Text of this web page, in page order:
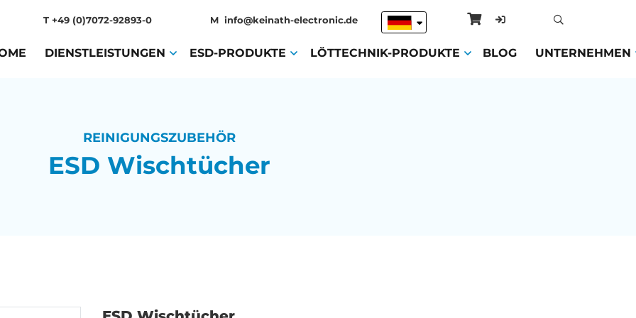
T +49 (0)7072-92893-0 M info@keinath-electronic.de
(CURRENT)
DIENSTLEISTUNGEN (CURRENT)
ESD-PRODUKTE (CURRENT)
LÖTTECHNIK-PRODUKTE (CURRENT)
BLOG(CURRENT)
UNTERNEHMEN
REINIGUNGSZUBEHÖR
ESD Wischtücher